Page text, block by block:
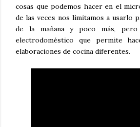
cosas que podemos hacer en el
de las veces nos limitamos a usarlo
de la mañana y poco más,
electrodoméstico que permite
elaboraciones de cocina diferentes.